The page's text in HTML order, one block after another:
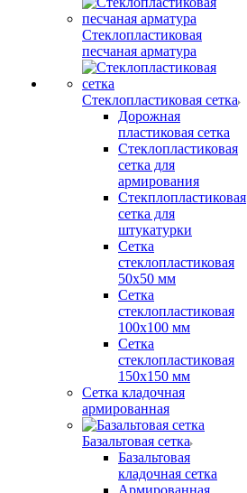
Стеклопластиковая
песчаная арматура
Стеклопластиковая сетка
Дорожная
пластиковая сетка
Стеклопластиковая
сетка для
армирования
Стекплопластиковая
сетка для
штукатурки
Сетка
стеклопластиковая
50x50 мм
Сетка
стеклопластиковая
100x100 мм
Сетка
стеклопластиковая
150x150 мм
Сетка кладочная
армированная
Базальтовая сетка
Базальтовая
кладочная сетка
Армированная